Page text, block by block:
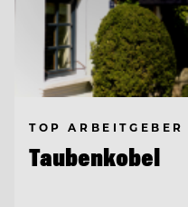
TOP ARBEITGEBER
Taubenkobel